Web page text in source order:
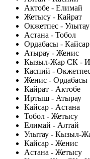
Актобе - Елимай
Жетысу - Кайрат
Окжетпес - Улытау
Астана - Тобол
Ордабасы - Кайсар
Атырау - Женис
Кызыл-Жар СК -
Каспий -
Женис - Ордабасы
Кайрат - Актобе
Иртыш - Атырау
Кайсар - Астана
Тобол - Жетысу
Елимай - Алтай
Улытау - Кызыл-
Кайсар - Женис
Астана - Жетысу